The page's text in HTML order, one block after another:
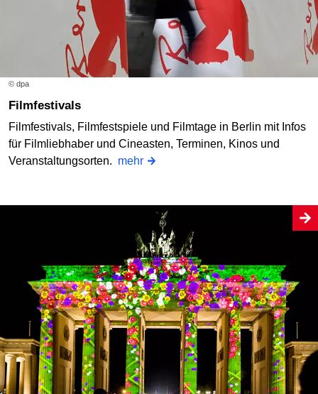
© dpa
Filmfestivals
Filmfestivals, Filmfestspiele und Filmtage in Berlin mit Infos
für Filmliebhaber und Cineasten, Terminen, Kinos und
Veranstaltungsorten. mehr